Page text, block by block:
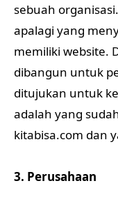
sebuah
apalagi yang
memiliki website.
dibangun untuk
ditujukan untuk
adalah yang
kitabisa.com dan
3. Perusahaan